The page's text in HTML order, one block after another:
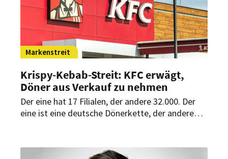
Markenstreit
Krispy-Kebab-Streit: KFC erwägt,
Döner aus Verkauf zu nehmen
Der eine hat 17 Filialen, der andere 32.000. Der
eine ist eine deutsche Dönerkette, der andere
gegeneinander an. Zieht der Größere den